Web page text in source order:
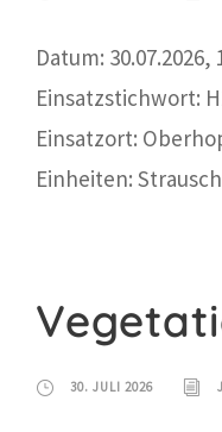
Datum: 30.07.2026,
Einsatzstichwort:
Einsatzort:
Einheiten:
30. JULI 2026